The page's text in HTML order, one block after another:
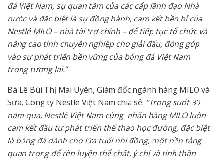
đá Việt Nam, sự quan tâm của các cấp lãnh đạo Nhà
nước và đặc biệt là sự đồng hành, cam kết bền bỉ của
Nestlé MILO – nhà tài trợ chính – để tiếp tục tổ chức và
nâng cao tính chuyên nghiệp cho giải đấu, đóng góp
vào sự phát triển bền vững của bóng đá Việt Nam
trong tương lai.”
Bà Lê Bùi Thị Mai Uyên, Giám đốc ngành hàng MILO và
Sữa, Công ty Nestlé Việt Nam chia sẻ: “Trong suốt 30
năm qua, Nestlé Việt Nam cùng nhãn hàng MILO luôn
cam kết đầu tư phát triển thể thao học đường, đặc biệt
là bóng đá dành cho lứa tuổi nhi đồng, một nền tảng
quan trọng để rèn luyện thể chất, ý chí và tinh thần